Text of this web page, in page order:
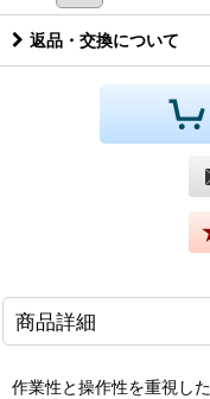
返品・交換について
商品詳細
作業性と操作性を重視し